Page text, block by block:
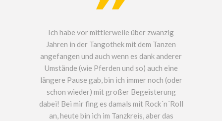
Ich habe vor mittlerweile über zwanzig
Jahren in der Tangothek mit dem Tanzen
angefangen und auch wenn es dank anderer
Umstände (wie Pferden und so) auch eine
längere Pause gab, bin ich immer noch (oder
schon wieder) mit großer Begeisterung
dabei! Bei mir fing es damals mit Rock´n´Roll
an, heute bin ich im Tanzkreis, aber das